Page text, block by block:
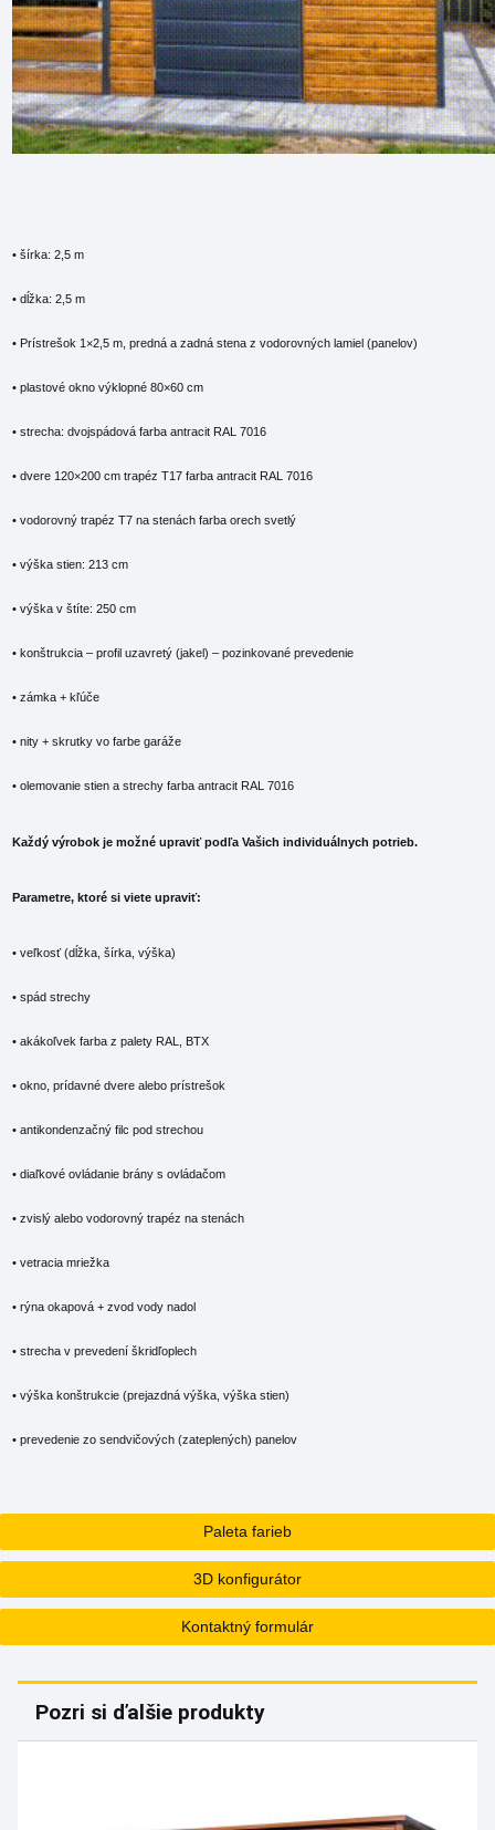
Paleta farieb
3D konfigurátor
Kontaktný formulár
• šírka: 2,5 m
• dĺžka: 2,5 m
• Prístrešok 1×2,5 m, predná a zadná stena z vodorovných lamiel (panelov)
• plastové okno výklopné 80×60 cm
• strecha: dvojspádová farba antracit RAL 7016
• dvere 120×200 cm trapéz T17 farba antracit RAL 7016
• vodorovný trapéz T7 na stenách farba orech svetlý
• výška stien: 213 cm
• výška v štíte: 250 cm
• konštrukcia – profil uzavretý (jakel) – pozinkované prevedenie
• zámka + kľúče
• nity + skrutky vo farbe garáže
• olemovanie stien a strechy farba antracit RAL 7016
Každý výrobok je možné upraviť podľa Vašich individuálnych potrieb.
Parametre, ktoré si viete upraviť:
• veľkosť (dĺžka, šírka, výška)
• spád strechy
• akákoľvek farba z palety RAL, BTX
• okno, prídavné dvere alebo prístrešok
• antikondenzačný filc pod strechou
• diaľkové ovládanie brány s ovládačom
• zvislý alebo vodorovný trapéz na stenách
• vetracia mriežka
• rýna okapová + zvod vody nadol
• strecha v prevedení škridľoplech
• výška konštrukcie (prejazdná výška, výška stien)
• prevedenie zo sendvičových (zateplených) panelov
Pozri si ďalšie produkty